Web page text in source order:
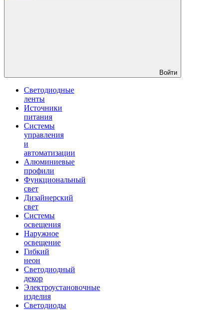
Войти
Светодиодные
ленты
Источники
питания
Системы
управления
и
автоматизации
Алюминиевые
профили
Функциональный
свет
Дизайнерский
свет
Системы
освещения
Наружное
освещение
Гибкий
неон
Светодиодный
декор
Электроустановочные
изделия
Светодиоды